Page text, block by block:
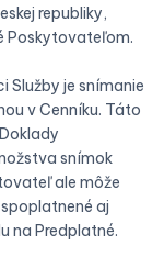
republiky,
Poskytovateľom.
Služby je snímanie
v Cenníku. Táto
snímok
ale môže
aj
na Predplatné.